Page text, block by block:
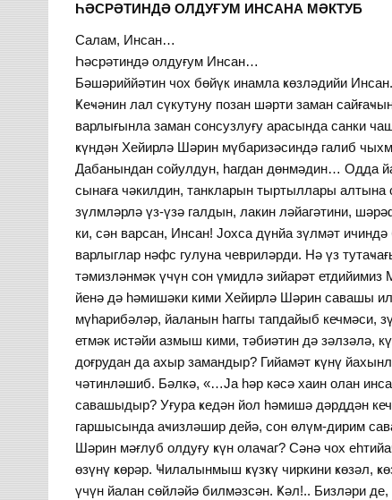
ҺӘСРӘТИНДӘ ОЛДУҒУМ ИНСАНА МӘКТУБ
Салам, Инсан…
Һәсрәтиндә олдуғум Инсан…
Бәшәриййәтин чох бөйүк инамла ҝөзләдийи Инсан.
Ҝеҹәнин лал сүкутуну позан шәрти заман
варлығынла заман сонсузлуғу арасында санки
ҝүндән Хейирлә Шәрин мүбаризәсиндә галиб
Дабанындан сойулдун, һагдан дөнмәдин… Одда
сынаға чәкилдин, танкларын тыртыллары
зүлмләрлә үз-үзә галдын, лакин ләйагәтини,
ки, сән варсан, Инсан! Јохса дүнйа зүлмәт
варлыглар нәфс гулуна чевриләрди. Нә үз
тәмизләнмәк үчүн сон үмидлә зийарәт
йенә дә һәмишәки кими Хейирлә Шәрин савашы
мүһарибәләр, йаланын һаггы тапдайыб кечмәси,
етмәк истәйи азмыш кими, тәбиәтин дә зәлзәлә,
доғрудан да ахыр замандыр? Гийамәт ҝүнү
чәтинләшиб. Бәлкә, «…Ја һәр кәсә хаин олан
савашыдыр? Уғура ҝедән йол һәмишә дәрддән
гаршысында аҹизләшир дейә, сон өлүм-дирим
Шәрин мәғлуб олдуғу ҝүн олаҹаг? Сәнә чох
өзүнү ҝөрәр. Ҹилалынмыш ҝүзҝү чиркини ҝөзәл,
үчүн йалан сөйләйә билмәзсән. Ҝәл!.. Бизләри